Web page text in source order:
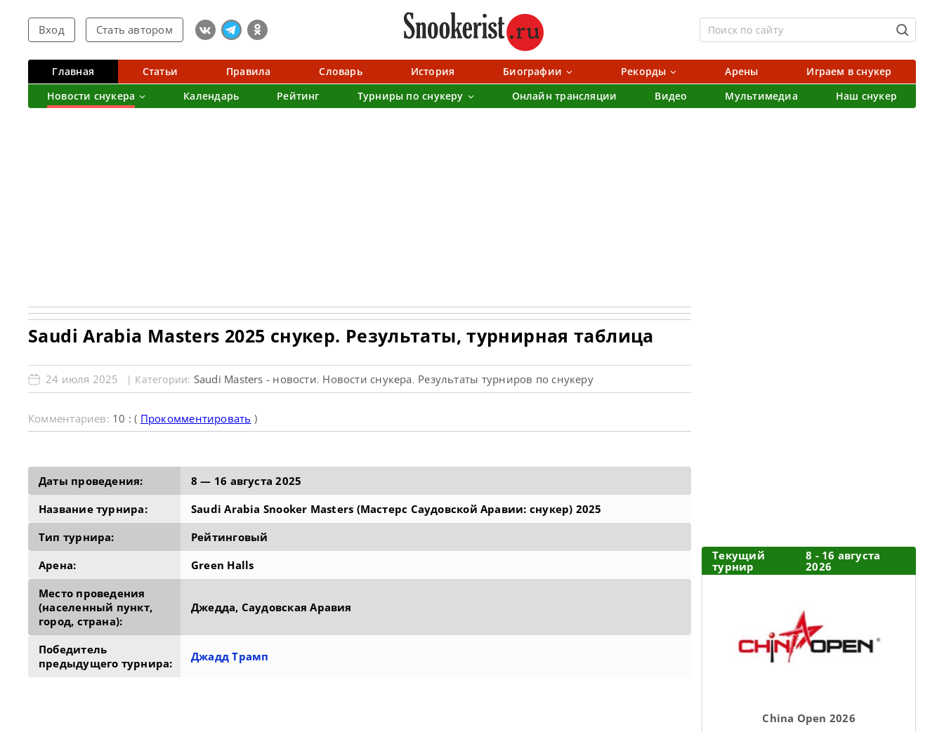
Вход Стать автором
Главная Статьи Правила Словарь История Биографии Рекорды Арены
Играем в снукер
Новости снукера
Календарь Рейтинг Турниры по снукеру Онлайн трансляции Видео Мультимедиа Наш снукер
Saudi Arabia Masters 2025 cнукер. Результаты, турнирная таблица
24 июля 2025 | Категории: Saudi Masters - новости, Новости снукера, Результаты турниров по снукеру
Комментариев: 10 : ( Прокомментировать )
Даты проведения:
8 — 16 августа 2025
Название турнира:
Saudi Arabia Snooker Masters (Мастерс Саудовской Аравии: снукер) 2025
Тип турнира:
Рейтинговый
Арена:
Green Halls
Место проведения
(населенный пункт,
город, страна):
Джедда, Саудовская Аравия
Победитель
предыдущего турнира:
Джадд Трамп
Текущий
турнир
8 - 16 августа
2026
Сhina Open 2026